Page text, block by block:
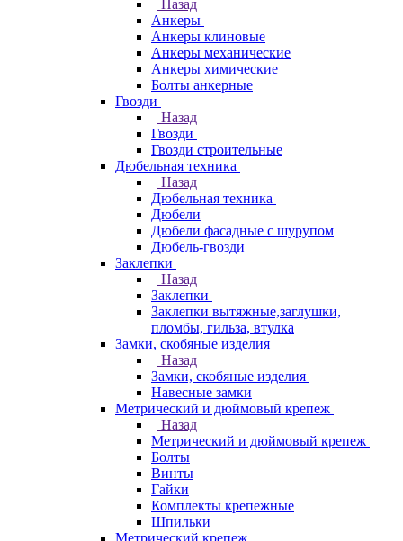
Назад
Анкеры
Анкеры клиновые
Анкеры механические
Анкеры химические
Болты анкерные
Гвозди
Назад
Гвозди
Гвозди строительные
Дюбельная техника
Назад
Дюбельная техника
Дюбели
Дюбели фасадные с шурупом
Дюбель-гвозди
Заклепки
Назад
Заклепки
Заклепки вытяжные,заглушки,
пломбы, гильза, втулка
Замки, скобяные изделия
Назад
Замки, скобяные изделия
Навесные замки
Метрический и дюймовый крепеж
Назад
Метрический и дюймовый крепеж
Болты
Винты
Гайки
Комплекты крепежные
Шпильки
Метрический крепеж